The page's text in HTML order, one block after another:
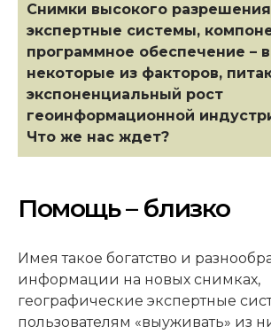
Снимки высокого
экспертные системы,
программное обеспечение –
некоторые из факторов,
экспоненциальный рост
геоинформационной
Что же нас ждет?
Помощь – близко
Имея такое богатство и
информации на новых снимках,
географические экспертные
пользователям «выуживать» из